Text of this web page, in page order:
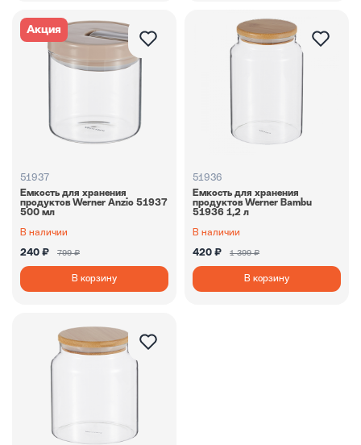
Акция
51937
Емкость для хранения
продуктов Werner Anzio 51937
500 мл
В наличии
240 ₽ 799 ₽
В корзину
51936
Емкость для хранения
продуктов Werner Bambu
51936 1,2 л
В наличии
420 ₽ 1 399 ₽
В корзину